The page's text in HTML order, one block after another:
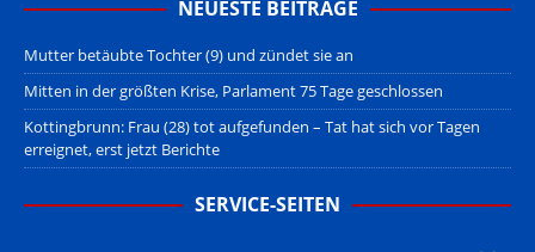
NEUESTE BEITRÄGE
Mutter betäubte Tochter (9) und zündet sie an
Mitten in der größten Krise, Parlament 75 Tage geschlossen
Kottingbrunn: Frau (28) tot aufgefunden – Tat hat sich vor Tagen
erreignet, erst jetzt Berichte
SERVICE-SEITEN